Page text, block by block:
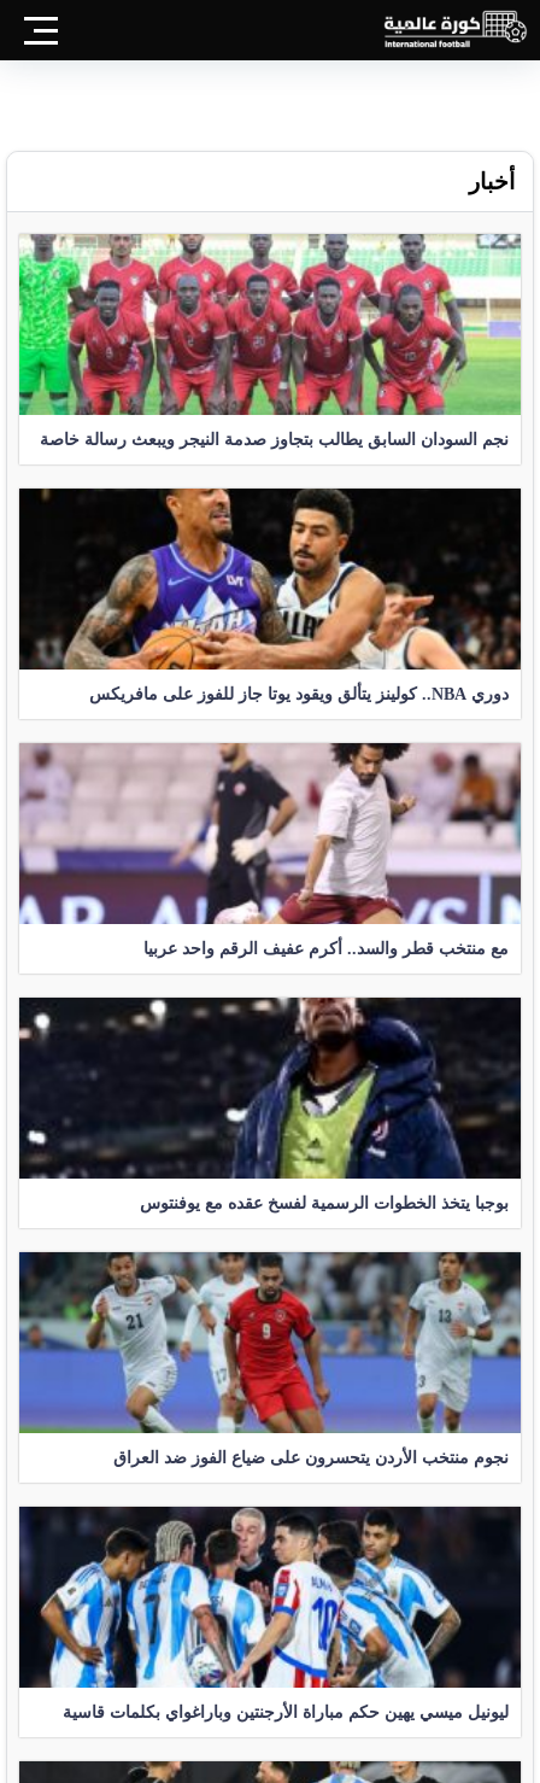
أخبار
نجم السودان السابق يطالب بتجاوز صدمة النيجر ويبعث رسالة خاصة
دوري NBA.. كولينز يتألق ويقود يوتا جاز للفوز على مافريكس
مع منتخب قطر والسد.. أكرم عفيف الرقم واحد عربيا
بوجبا يتخذ الخطوات الرسمية لفسخ عقده مع يوفنتوس
نجوم منتخب الأردن يتحسرون على ضياع الفوز ضد العراق
ليونيل ميسي يهين حكم مباراة الأرجنتين وباراغواي بكلمات قاسية